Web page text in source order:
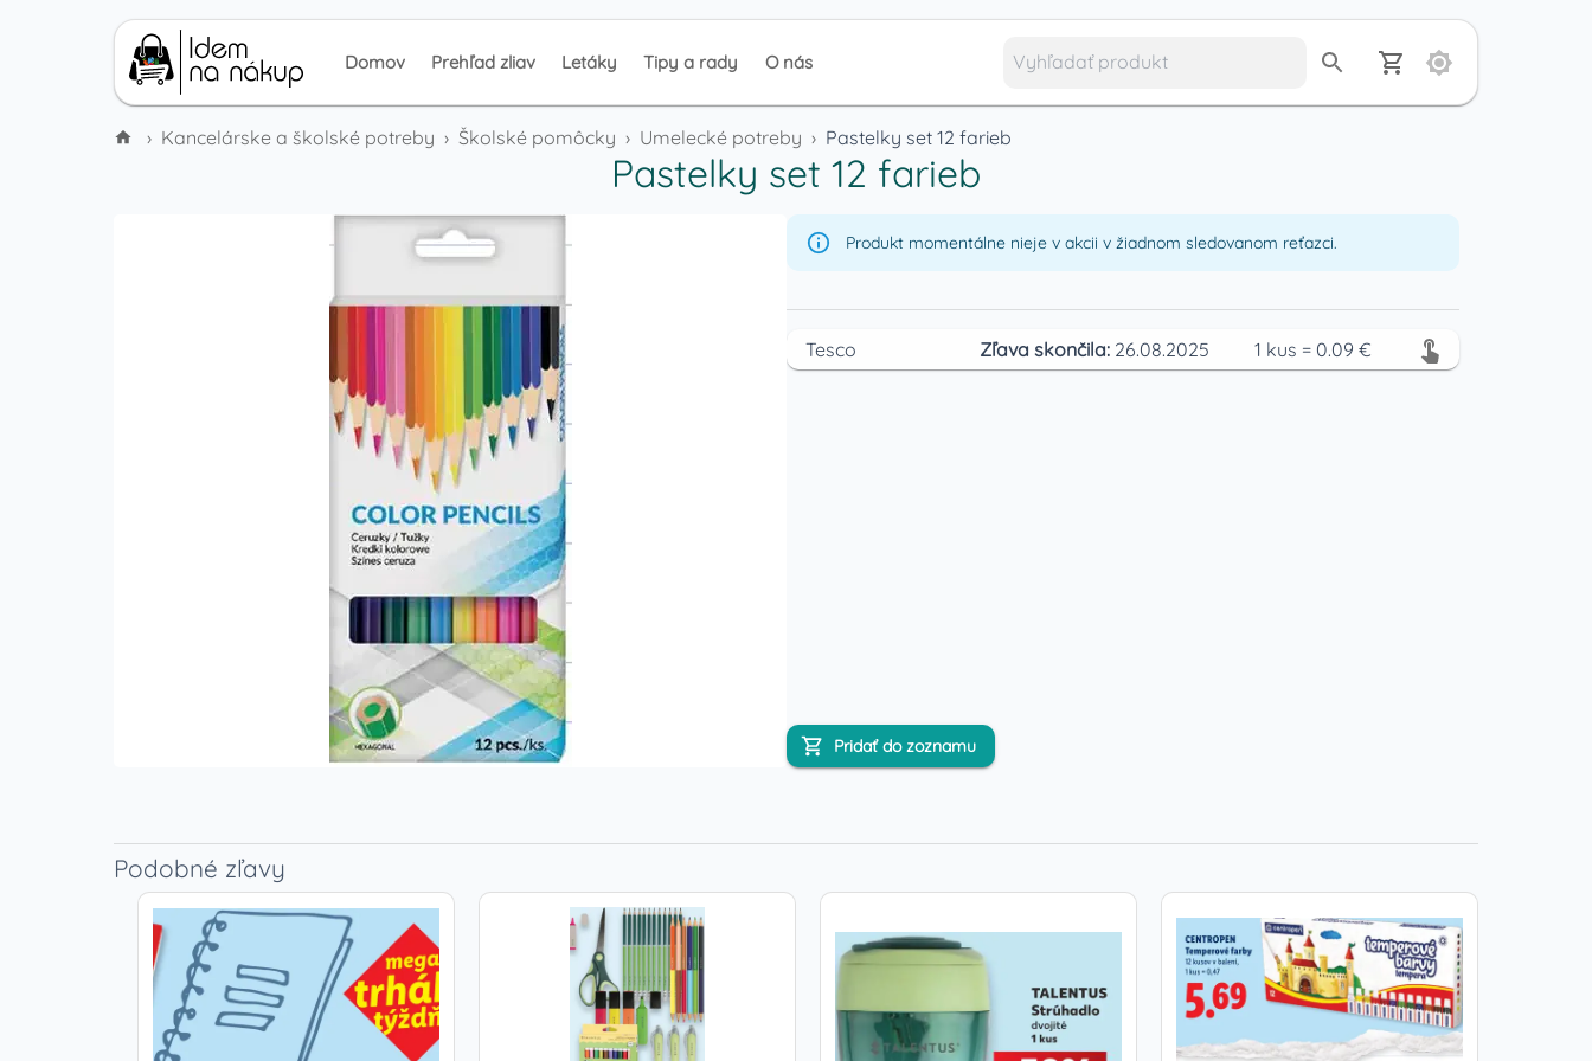
Domov Prehľad zliav Letáky Tipy a rady O nás
› Kancelárske a školské potreby › Školské pomôcky › Umelecké potreby › Pastelky set 12 farieb
Pastelky set 12 farieb
Produkt momentálne nieje v akcii v žiadnom sledovanom reťazci.
Tesco Zľava skončila: 26.08.2025 1 kus = 0.09 €
Pridať do zoznamu
Podobné zľavy